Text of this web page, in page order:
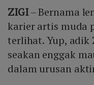
ZIGI– Bernama
karier artis muda
terlihat. Yup, adik
seakan enggak
dalam urusan